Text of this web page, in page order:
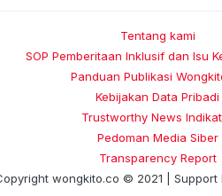
Tentang kami
SOP Pemberitaan Inklusif dan Isu
Panduan Publikasi
Kebijakan Data Pribadi
Trustworthy News
Pedoman Media Siber
Transparency Report
wongkito.co © 2021 | Support